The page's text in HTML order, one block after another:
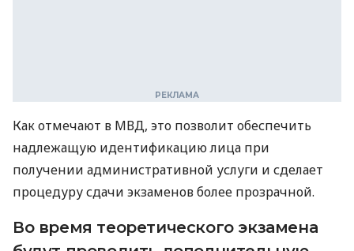
Как отмечают в МВД, это позволит обеспечить
надлежащую идентификацию лица при
получении административной услуги и сделает
процедуру сдачи экзаменов более прозрачной.
Во время теоретического экзамена